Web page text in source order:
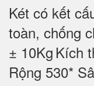
Két có kết
toàn, chống
± 10Kg Kích
Rộng 530*